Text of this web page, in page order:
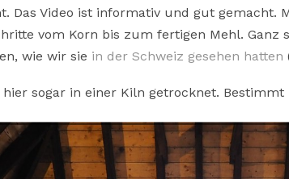
Das Video ist informativ und gut gemacht.
vom Korn bis zum fertigen Mehl. Ganz
wie wir sie in der Schweiz gesehen hatten
hier sogar in einer Kiln getrocknet.